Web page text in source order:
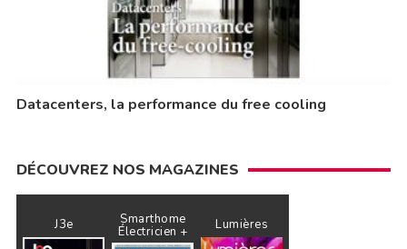
Datacenters, la performance du free cooling
DÉCOUVREZ NOS MAGAZINES
J3e Smarthome
Électricien + Lumières